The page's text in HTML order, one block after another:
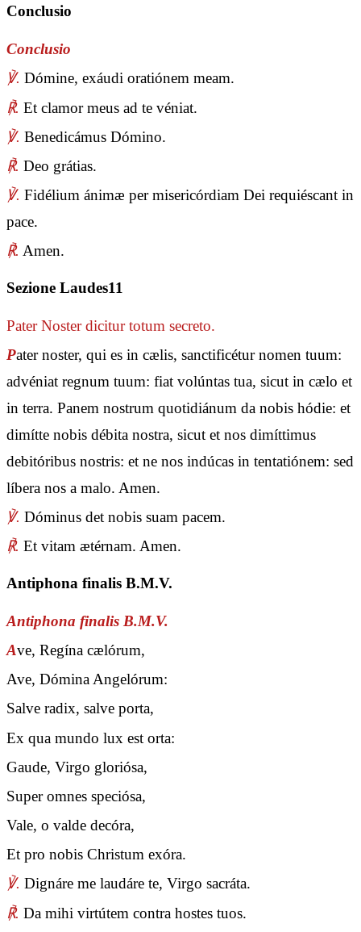
Conclusio
Conclusio
℣. Dómine, exáudi oratiónem meam.
℟. Et clamor meus ad te véniat.
℣. Benedicámus Dómino.
℟. Deo grátias.
℣. Fidélium ánimæ per misericórdiam Dei requiéscant in
pace.
℟. Amen.
Sezione Laudes11
Pater Nosterdicitur totum secreto.
Pater noster, qui es in cælis, sanctificétur nomen tuum:
advéniat regnum tuum: fiat volúntas tua, sicut in cælo et
in terra. Panem nostrum quotidiánum da nobis hódie: et
dimítte nobis débita nostra, sicut et nos dimíttimus
debitóribus nostris: et ne nos indúcas in tentatiónem: sed
líbera nos a malo. Amen.
℣. Dóminus det nobis suam pacem.
℟. Et vitam ætérnam. Amen.
Antiphona finalis B.M.V.
Antiphona finalis B.M.V.
Ave, Regína cælórum,
Ave, Dómina Angelórum:
Salve radix, salve porta,
Ex qua mundo lux est orta:
Gaude, Virgo gloriósa,
Super omnes speciósa,
Vale, o valde decóra,
Et pro nobis Christum exóra.
℣. Dignáre me laudáre te, Virgo sacráta.
℟. Da mihi virtútem contra hostes tuos.